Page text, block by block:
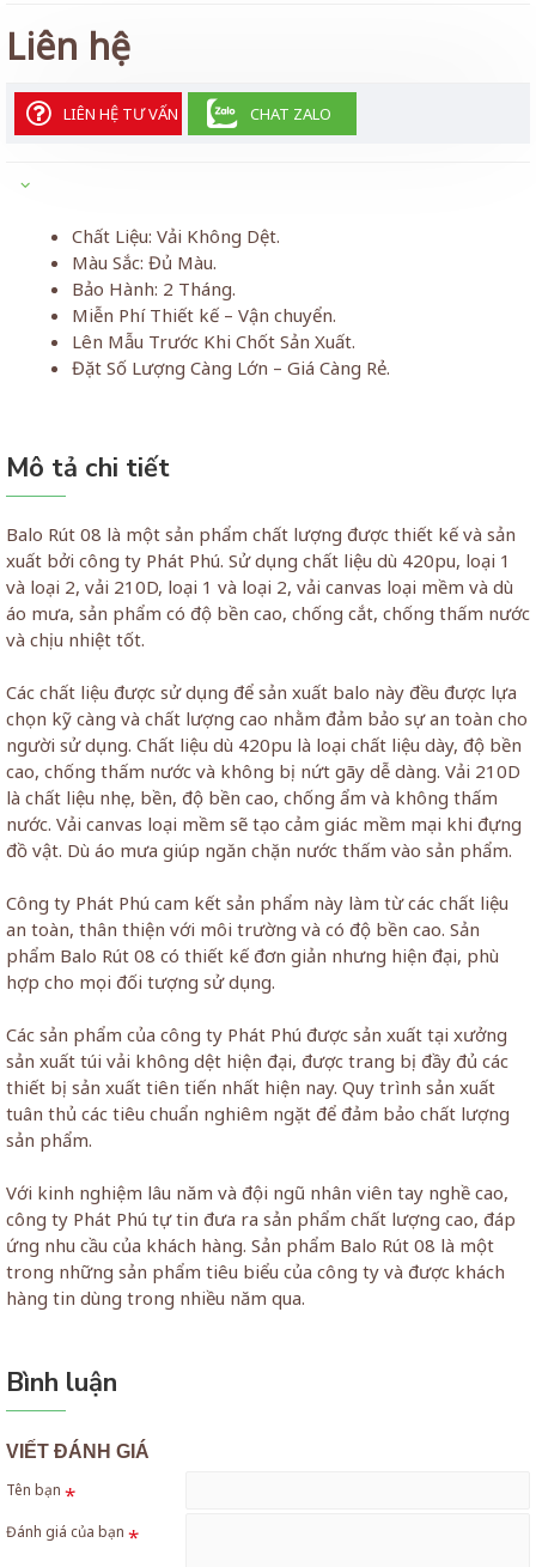
Liên hệ
LIÊN HỆ TƯ VẤN CHAT ZALO
Chất Liệu: Vải Không Dệt.
Màu Sắc: Đủ Màu.
Bảo Hành: 2 Tháng.
Miễn Phí Thiết kế – Vận chuyển.
Lên Mẫu Trước Khi Chốt Sản Xuất.
Đặt Số Lượng Càng Lớn – Giá Càng Rẻ.
Mô tả chi tiết
Balo Rút 08 là một sản phẩm chất lượng được thiết kế và sản
xuất bởi công ty Phát Phú. Sử dụng chất liệu dù 420pu, loại 1
và loại 2, vải 210D, loại 1 và loại 2, vải canvas loại mềm và dù
áo mưa, sản phẩm có độ bền cao, chống cắt, chống thấm nước
và chịu nhiệt tốt.
Các chất liệu được sử dụng để sản xuất balo này đều được lựa
chọn kỹ càng và chất lượng cao nhằm đảm bảo sự an toàn cho
người sử dụng. Chất liệu dù 420pu là loại chất liệu dày, độ bền
cao, chống thấm nước và không bị nứt gãy dễ dàng. Vải 210D
là chất liệu nhẹ, bền, độ bền cao, chống ẩm và không thấm
nước. Vải canvas loại mềm sẽ tạo cảm giác mềm mại khi đựng
đồ vật. Dù áo mưa giúp ngăn chặn nước thấm vào sản phẩm.
Công ty Phát Phú cam kết sản phẩm này làm từ các chất liệu
an toàn, thân thiện với môi trường và có độ bền cao. Sản
phẩm Balo Rút 08 có thiết kế đơn giản nhưng hiện đại, phù
hợp cho mọi đối tượng sử dụng.
Các sản phẩm của công ty Phát Phú được sản xuất tại xưởng
sản xuất túi vải không dệt hiện đại, được trang bị đầy đủ các
thiết bị sản xuất tiên tiến nhất hiện nay. Quy trình sản xuất
tuân thủ các tiêu chuẩn nghiêm ngặt để đảm bảo chất lượng
sản phẩm.
Với kinh nghiệm lâu năm và đội ngũ nhân viên tay nghề cao,
công ty Phát Phú tự tin đưa ra sản phẩm chất lượng cao, đáp
ứng nhu cầu của khách hàng. Sản phẩm Balo Rút 08 là một
trong những sản phẩm tiêu biểu của công ty và được khách
hàng tin dùng trong nhiều năm qua.
Bình luận
VIẾT ĐÁNH GIÁ
Tên bạn
Đánh giá của bạn